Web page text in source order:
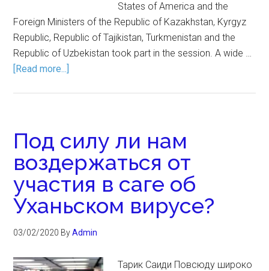
States of America and the
Foreign Ministers of the Republic of Kazakhstan, Kyrgyz
Republic, Republic of Tajikistan, Turkmenistan and the
Republic of Uzbekistan took part in the session. A wide …
[Read more...]
Под силу ли нам
воздержаться от
участия в саге об
Уханьском вирусе?
03/02/2020 ByAdmin
Тарик Саиди Повсюду широко